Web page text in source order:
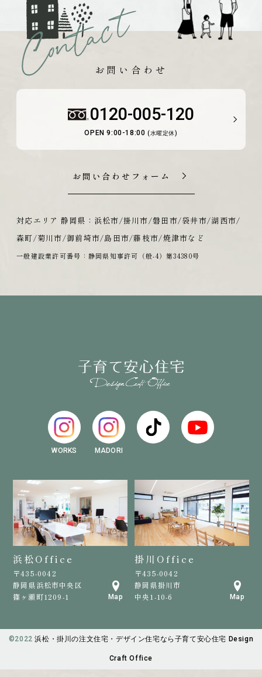
お問い合わせ
0120-005-120
OPEN 9:00-18:00 (水曜定休)
お問い合わせフォーム
対応エリア 静岡県：浜松市/掛川市/磐田市/袋井市/湖西市/
森町/菊川市/御前埼市/島田市/藤枝市/焼津市など
一般建設業許可番号：静岡県知事許可（般-4）第34380号
WORKS MADORI
浜松Office
〒435-0042
静岡県浜松市中央区
篠ヶ瀬町1209-1
Map
掛川Office
〒435-0042
静岡県掛川市
中央1-10-6
Map
©️2022 浜松・掛川の注文住宅・デザイン住宅なら子育て安心住宅 Design
Craft Office